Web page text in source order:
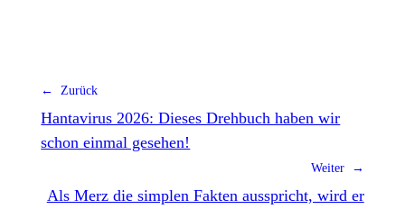
← Zurück
Hantavirus 2026: Dieses Drehbuch haben wir
schon einmal gesehen!
Weiter →
Als Merz die simplen Fakten ausspricht, wird er